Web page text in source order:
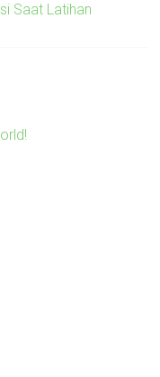
Saat Latihan